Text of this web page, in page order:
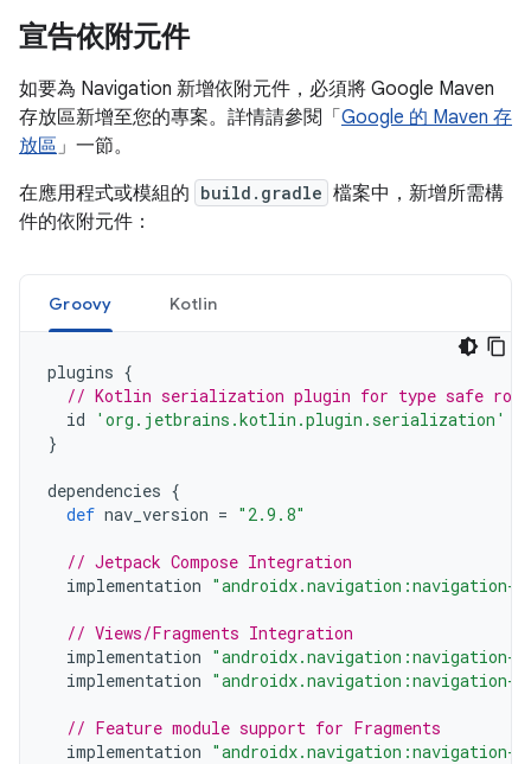
宣告依附元件
如要為 Navigation 新增依附元件，必須將 Google Maven
存放區新增至您的專案。詳情請參閱「 Google 的 Maven 存
放區」一節。
在應用程式或模組的 build.gradle 檔案中，新增所需構
件的依附元件：
Groovy Kotlin
plugins {
// Kotlin serialization plugin for type safe
id
'org.jetbrains.kotlin.plugin.serialization'
}
dependencies {
def nav_version = "2.9.8"
// Jetpack Compose Integration
implementation "androidx.navigation:navigation-
// Views/Fragments Integration
implementation "androidx.navigation:navigation-
implementation "androidx.navigation:navigation-
// Feature module support for Fragments
implementation "androidx.navigation:navigation-